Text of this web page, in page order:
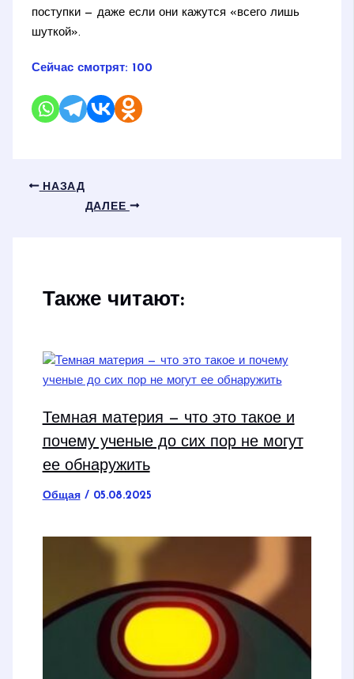
поступки — даже если они кажутся «всего лишь
шуткой».
Сейчас смотрят: 100
НАЗАД
ДАЛЕЕ
Также читают:
Темная материя — что это такое и
почему ученые до сих пор не могут
ее обнаружить
Общая/ 05.08.2025